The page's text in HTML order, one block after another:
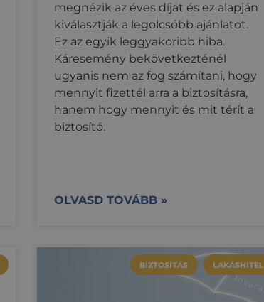
megnézik az éves díjat és ez alapján
kiválasztják a legolcsóbb ajánlatot.
Ez az egyik leggyakoribb hiba.
Káresemény bekövetkezténél
ugyanis nem az fog számítani, hogy
mennyit fizettél arra a biztosításra,
hanem hogy mennyit és mit térít a
biztosító.
OLVASD TOVÁBB »
BIZTOSÍTÁS LAKÁSHITEL